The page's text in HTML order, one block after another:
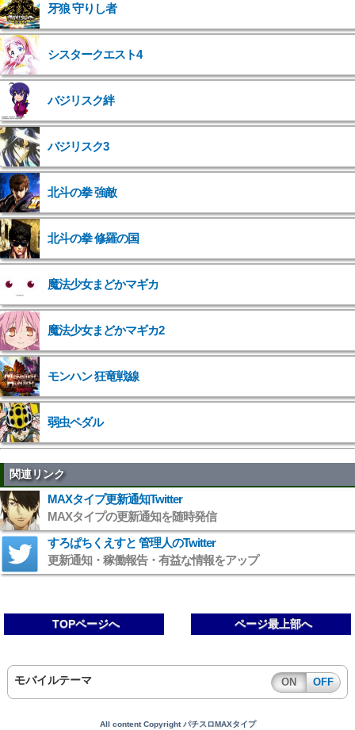
牙狼 守りし者
シスタークエスト4
バジリスク絆
バジリスク3
北斗の拳 強敵
北斗の拳 修羅の国
魔法少女まどかマギカ
魔法少女まどかマギカ2
モンハン 狂竜戦線
弱虫ペダル
関連リンク
MAXタイプ更新通知Twitter
MAXタイプの更新通知を随時発信
すろぱちくえすと 管理人のTwitter
更新通知・稼働報告・有益な情報をアップ
TOPページへ ページ最上部へ
モバイルテーマ ON OFF
All content Copyright パチスロMAXタイプ